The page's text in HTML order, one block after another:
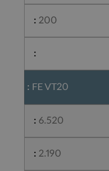
200
FE VT20
6.520
2.190